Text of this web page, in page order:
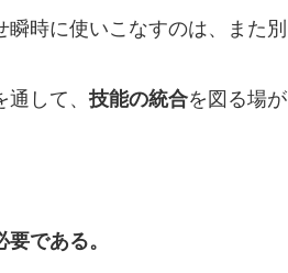
時に使いこなすのは、また別
して、 技能の統合を図る場が
である。